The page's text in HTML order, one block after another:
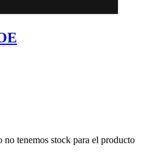
no tenemos stock para el producto